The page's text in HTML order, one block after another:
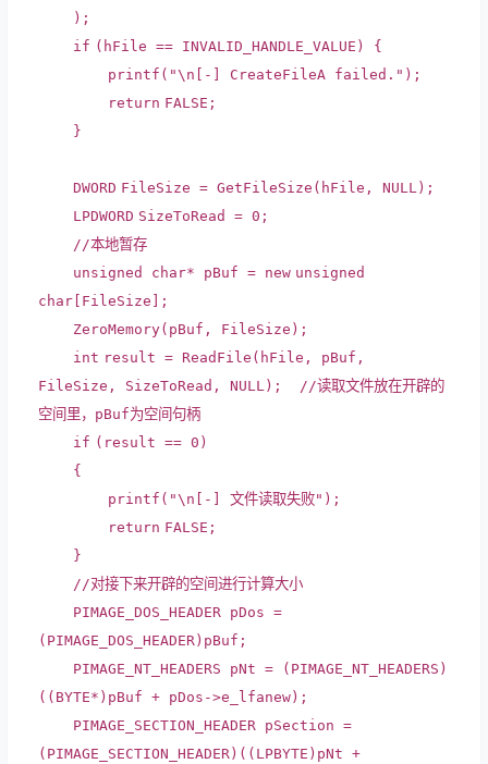
);
if (hFile == INVALID_HANDLE_VALUE) {
printf( "\n[-] CreateFileA failed." );
return FALSE;
}
DWORD FileSize = GetFileSize(hFile, NULL);
LPDWORD SizeToRead = 0;
//本地暂存
unsigned char* pBuf = new unsigned
char [FileSize];
ZeroMemory(pBuf, FileSize);
int result = ReadFile(hFile, pBuf,
FileSize, SizeToRead, NULL); //读取文件放在开辟的
空间里，pBuf为空间句柄
if (result == 0)
{
printf( "\n[-] 文件读取失败" );
return FALSE;
}
//对接下来开辟的空间进行计算大小
PIMAGE_DOS_HEADER pDos =
(PIMAGE_DOS_HEADER)pBuf;
PIMAGE_NT_HEADERS pNt = (PIMAGE_NT_HEADERS)
((BYTE*)pBuf + pDos->e_lfanew);
PIMAGE_SECTION_HEADER pSection =
(PIMAGE_SECTION_HEADER)((LPBYTE)pNt +